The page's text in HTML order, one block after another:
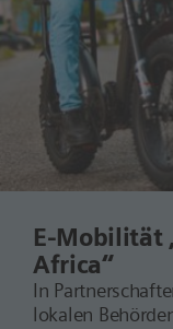
E-Mobilität
Africa“
In
lokalen